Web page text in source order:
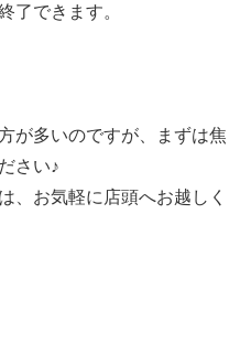
了できます。
が多いのですが、まずは焦
さい♪
、お気軽に店頭へお越しく